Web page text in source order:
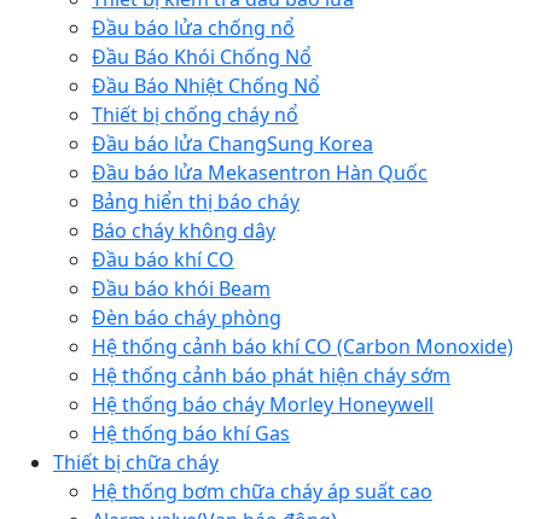
Đầu báo lửa chống nổ
Đầu Báo Khói Chống Nổ
Đầu Báo Nhiệt Chống Nổ
Thiết bị chống cháy nổ
Đầu báo lửa ChangSung Korea
Đầu báo lửa Mekasentron Hàn Quốc
Bảng hiển thị báo cháy
Báo cháy không dây
Đầu báo khí CO
Đầu báo khói Beam
Đèn báo cháy phòng
Hệ thống cảnh báo khí CO (Carbon Monoxide)
Hệ thống cảnh báo phát hiện cháy sớm
Hệ thống báo cháy Morley Honeywell
Hệ thống báo khí Gas
Thiết bị chữa cháy
Hệ thống bơm chữa cháy áp suất cao